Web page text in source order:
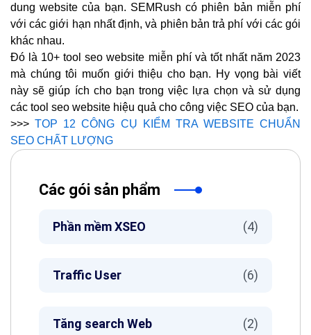
dung website của bạn. SEMRush có phiên bản miễn phí
với các giới hạn nhất định, và phiên bản trả phí với các gói
khác nhau.
Đó là 10+ tool seo website miễn phí và tốt nhất năm 2023
mà chúng tôi muốn giới thiệu cho bạn. Hy vọng bài viết
này sẽ giúp ích cho bạn trong việc lựa chọn và sử dụng
các tool seo website hiệu quả cho công việc SEO của bạn.
>>>TOP 12 CÔNG CỤ KIỂM TRA WEBSITE CHUẨN
SEO CHẤT LƯỢNG
Các gói sản phẩm
Phần mềm XSEO (4)
Traffic User (6)
Tăng search Web (2)